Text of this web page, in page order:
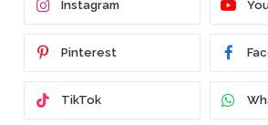
Instagram
Pinterest
TikTok